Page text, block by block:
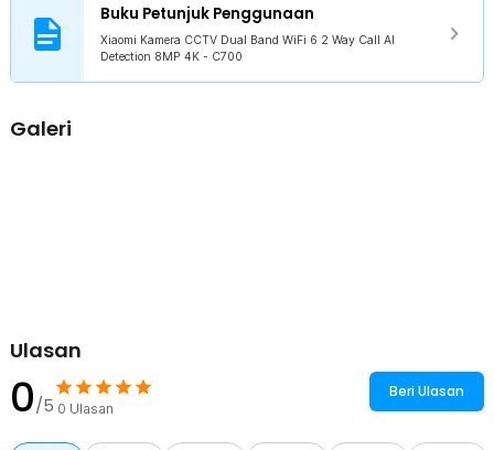
Rincian yang Anda dapatkan untuk pembelian produk ini:
1 x Xiaomi Kamera CCTV Dual Band WiFi 6 2 Way Call AI Detection
8MP 4K - C700
1 x Kabel Type C
1 x Set Wall Mounting
Buku Petunjuk Penggunaan
Xiaomi Kamera CCTV Dual Band WiFi 6 2 Way Call AI
Detection 8MP 4K - C700
Galeri
Ulasan
0/5 0 Ulasan
Beri Ulasan